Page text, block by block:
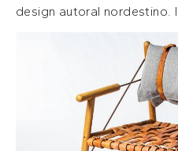
design autoral nordestino.